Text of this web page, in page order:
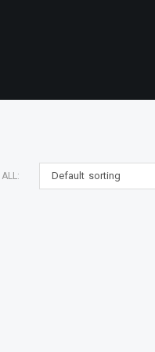
Default sorting
ALL: